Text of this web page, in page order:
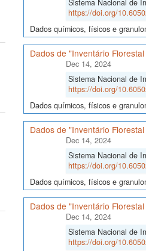
Sistema Nacional de
https://doi.org/
Dados químicos, físicos e
Dados de "Inventário
Dec 14, 2024
Sistema Nacional de
https://doi.org/
Dados químicos, físicos e
Dados de "Inventário
Dec 14, 2024
Sistema Nacional de
https://doi.org/
Dados químicos, físicos e
Dados de "Inventário
Dec 14, 2024
Sistema Nacional de
https://doi.org/